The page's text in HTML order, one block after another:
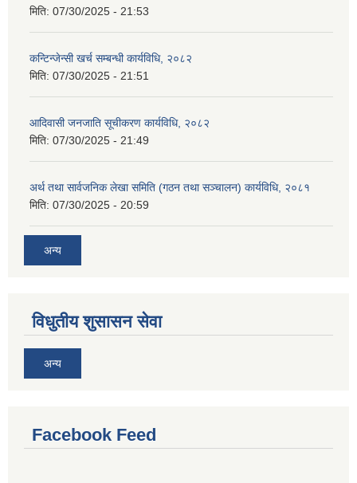
मिति: 07/30/2025 - 21:53
कन्टिन्जेन्सी खर्च सम्बन्धी कार्यविधि, २०८२
मिति: 07/30/2025 - 21:51
आदिवासी जनजाति सूचीकरण कार्यविधि, २०८२
मिति: 07/30/2025 - 21:49
अर्थ तथा सार्वजनिक लेखा समिति (गठन तथा सञ्चालन) कार्यविधि, २०८१
मिति: 07/30/2025 - 20:59
अन्य
विधुतीय शुसासन सेवा
अन्य
Facebook Feed